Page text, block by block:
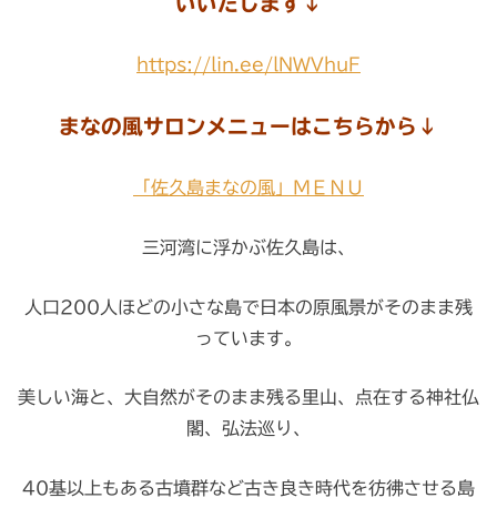
https://lin.ee/lNWVhuF
まなの風サロンメニューはこちらから↓
「佐久島まなの風」ＭＥＮＵ
三河湾に浮かぶ佐久島は、
人口200人ほどの小さな島で日本の原風景がそのまま残
っています。
美しい海と、大自然がそのまま残る里山、点在する神社仏
閣、弘法巡り、
40基以上もある古墳群など古き良き時代を彷彿させる島